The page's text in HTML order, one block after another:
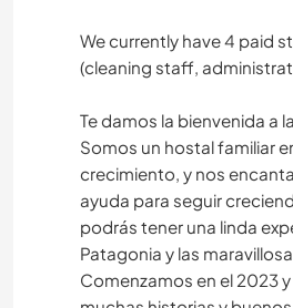
We currently have 4 paid
(cleaning staff,
Te damos la bienvenida a
Somos un hostal familiar
crecimiento, y nos
ayuda para seguir
podrás tener una linda
Patagonia y las
Comenzamos en el 2023